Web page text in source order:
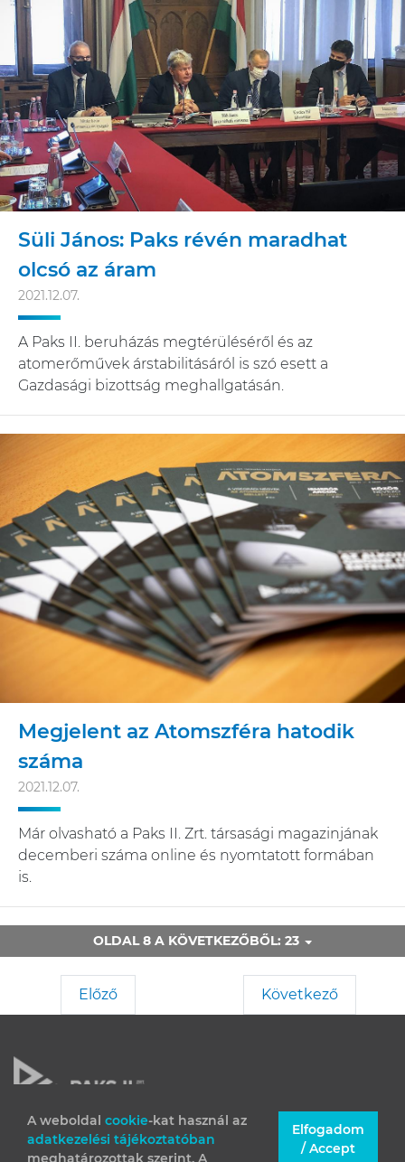
A weboldal cookie-kat használ az
adatkezelési tájékoztatóban
meghatározottak szerint. A
Elfogadom
/ Accept
Süli János: Paks révén maradhat
olcsó az áram
2021.12.07.
A Paks II. beruházás megtérüléséről és az
atomerőművek árstabilitásáról is szó esett a
Gazdasági bizottság meghallgatásán.
Megjelent az Atomszféra hatodik
száma
2021.12.07.
Már olvasható a Paks II. Zrt. társasági magazinjának
decemberi száma online és nyomtatott formában
is.
OLDAL 8 A KÖVETKEZŐBŐL: 23
Előző Következő
JOGI INFORMÁCIÓK